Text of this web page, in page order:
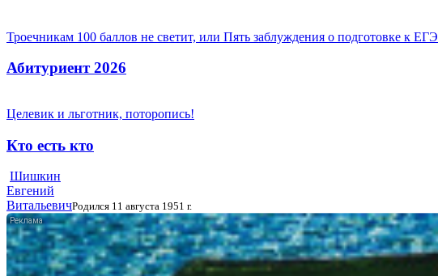
Троечникам 100 баллов не светит, или Пять заблуждения о подготовке к ЕГЭ
Абитуриент 2026
Целевик и льготник, поторопись!
Кто есть кто
Шишкин
Евгений
ВитальевичРодился 11 августа 1951 г.